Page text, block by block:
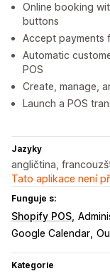
Online booking
buttons
Accept payments
Automatic
POS
Create, manage,
Launch a POS
Jazyky
angličtina,
Tato aplikace není
Funguje s:
Shopify POS
Google Calendar
Kategorie